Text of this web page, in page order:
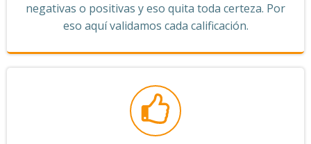
negativas o positivas y eso quita toda certeza. Por
eso aquí validamos cada calificación.